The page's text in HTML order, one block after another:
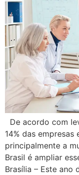
De acordo com
14% das
principalmente a
Brasil é ampliar
Brasília – Este ano